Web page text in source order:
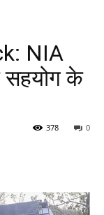
NIA
सहयोग के
0
378